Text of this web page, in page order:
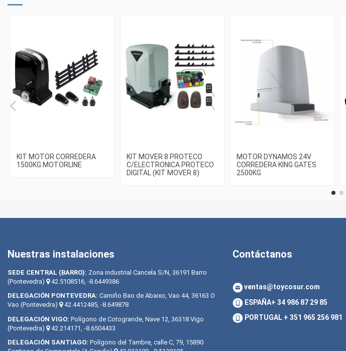
KIT MOTOR CORREDERA
1500KG MOTORLINE
KIT MOVER 8 PROTECO
C/ELECTRONICA PROTECO
DIGITAL (KIT MOVER 8)
MOTOR DYNAMOS 24V
CORREDERA KING GATES
2500KG
Nuestras instalaciones
SEDE CENTRAL (BARRO): Zona industrial Cancela S/N, 36191 Barro
(Pontevedra)
42.5108516, -8.6449386
DELEGACIÓN PONTEVEDRA: Camiño Bao de Abaixo, Vao 44, 36163 O
Vao (Pontevedra)
42.4412485, -8.649878
DELEGACIÓN VIGO: Polígono de Cotogrande, Nave 12, 36318 Vigo
(Pontevedra)
42.214171, -8.6504433
DELEGACIÓN SANTIAGO: Polígono del Tambre, calle C, 79, 15890
Contáctanos
ventas@toycosur.com
ESPAÑA+ 34 986 87 29 85
PORTUGAL + 351 965 256 981